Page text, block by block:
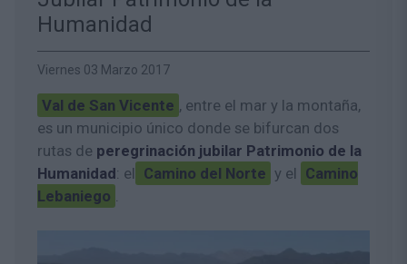
Humanidad
Viernes 03 Marzo 2017
Val de San Vicente , entre el mar y la montaña,
es un municipio único donde se bifurcan dos
rutas de peregrinación jubilar Patrimonio de la
Humanidad: el Camino del Norte y el Camino
Lebaniego .